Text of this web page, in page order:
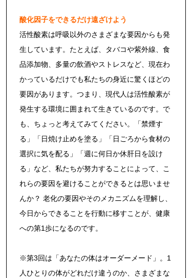
酸化因子をできるだけ遠ざけよう
活性酸素は呼吸以外のさまざまな要因からも発
生しています。たとえば、タバコや紫外線、食
品添加物、多量の飲酒やストレスなど、現在わ
かっているだけでも私たちの身近に驚くほどの
要因があります。つまり、現代人は活性酸素が
発生する環境に囲まれて生きているのです。で
も、ちょっと考えてみてください。「禁煙す
る」「日焼け止めを塗る」「日ごろから食材の
選択に気を配る」「週に何日か休肝日を設け
る」など、私たちが努力することによって、こ
れらの要因を避けることができるとは思いませ
んか？ 老化の要因やそのメカニズムを理解し、
今日からできることを行動に移すことが、健康
への第1歩になるのです。
※第3回は「あなたの体はオーダーメード」。1
人ひとりの体がどれだけ違うのか、さまざまな